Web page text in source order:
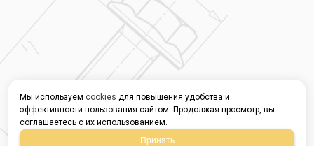
Мы используем cookies для повышения удобства и
эффективности пользования сайтом. Продолжая просмотр, вы
соглашаетесь с их использованием.
Принять